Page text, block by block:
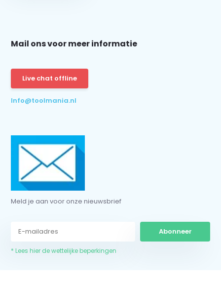
Mail ons voor meer informatie
Live chat offline
Info@toolmania.nl
Meld je aan voor onze nieuwsbrief
Abonneer
* Lees hier de wettelijke beperkingen
* Lees hier de wettelijke beperkingen